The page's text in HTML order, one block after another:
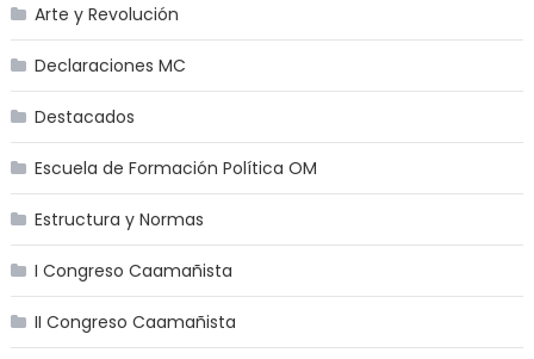
Arte y Revolución
Declaraciones MC
Destacados
Escuela de Formación Política OM
Estructura y Normas
I Congreso Caamañista
II Congreso Caamañista